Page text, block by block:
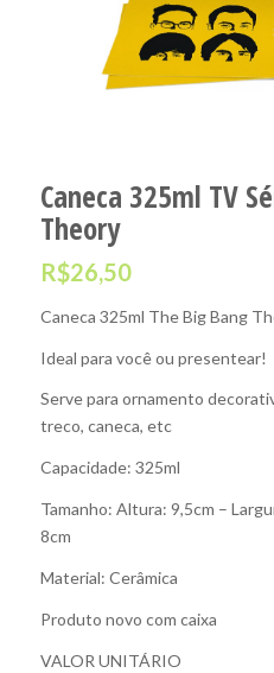
Caneca 325ml TV
Theory
R$26,50
Caneca 325ml The Big Bang
Ideal para você ou presentear!
Serve para ornamento
treco, caneca, etc
Capacidade: 325ml
Tamanho: Altura: 9,5cm –
8cm
Material: Cerâmica
Produto novo com caixa
VALOR UNITÁRIO